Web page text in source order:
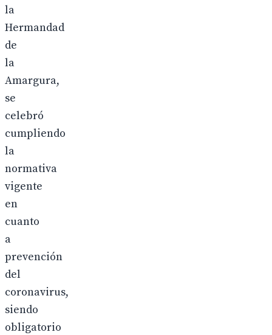
la
Hermandad
de
la
Amargura,
se
celebró
cumpliendo
la
normativa
vigente
en
cuanto
a
prevención
del
coronavirus,
siendo
obligatorio